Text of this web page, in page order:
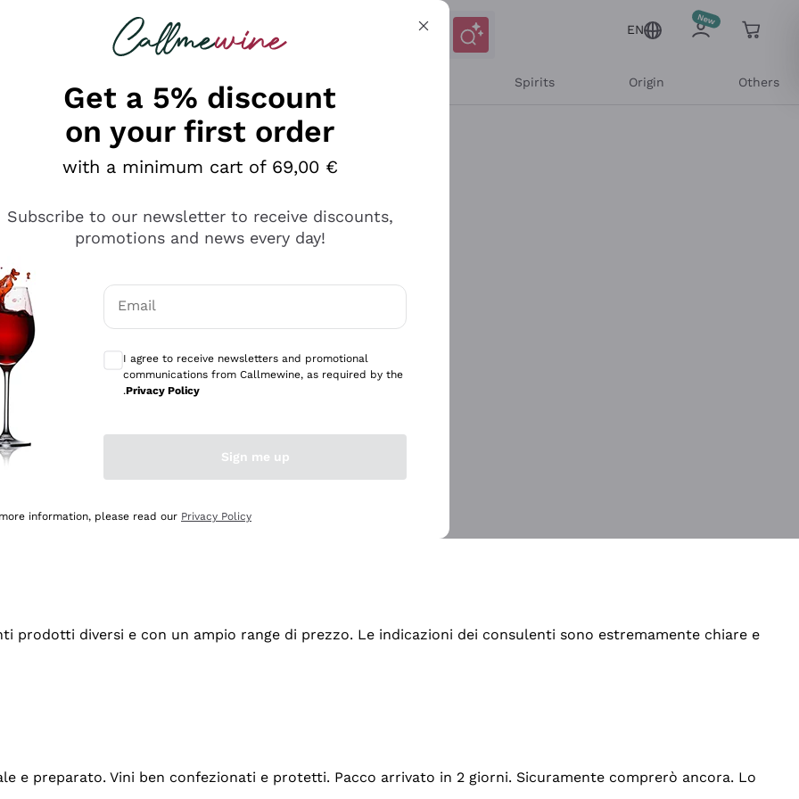
looking for
EN
Spirits Origin Others
professionalità
diversi e con un ampio range di prezzo. Le indicazioni dei consulenti sono estremamente chiare e
e preparato. Vini ben confezionati e protetti. Pacco arrivato in 2 giorni. Sicuramente comprerò ancora. Lo
Get a 5% discount
on your first order
with a minimum cart of 69,00 €
Subscribe to our newsletter to receive discounts,
promotions and news every day!
Email
I agree to receive newsletters and promotional
communications from Callmewine, as required by the
.Privacy Policy
Sign me up
information, please read our Privacy Policy